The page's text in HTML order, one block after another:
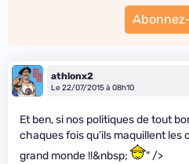
athlonx2
Le 22/07/2015 à 08h10
Et ben, si nos politiques de tout
chaques fois qu’ils maquillent les
grand monde !!&nbsp;
" />